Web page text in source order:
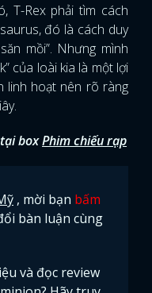
T-Rex phải tìm cách
đó là cách duy
mồi”. Nhưng mình
của loài kia là một lợi
linh hoạt nên rõ ràng
boxPhim chiếu rạp
, mời bạn bấm
bàn luận cùng
và đọc review